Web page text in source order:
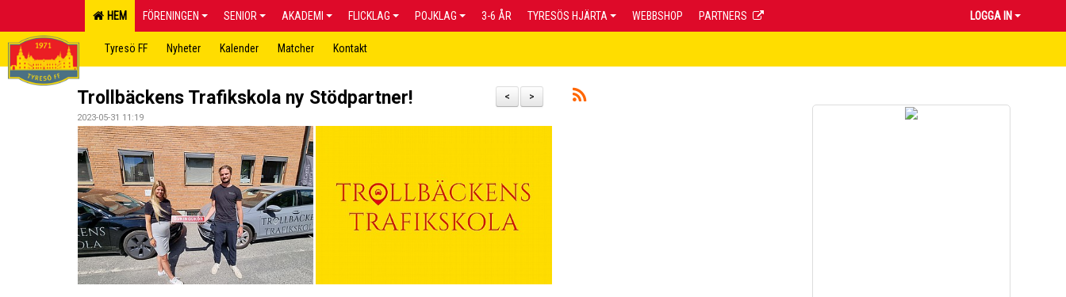
HEM FÖRENINGEN SENIOR AKADEMI FLICKLAG POJKLAG 3-6 ÅR TYRESÖS HJÄRTA WEBBSHOP PARTNERS LOGGA IN
Tyresö FF Nyheter Kalender Matcher Kontakt
>
<
Trollbäckens Trafikskola ny Stödpartner!
2023-05-31 11:19